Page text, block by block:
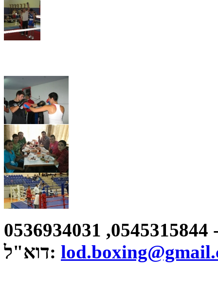
רח' רחל אלתר, לוד. טל: יעקוב - 0545315844, 0536934031
דוא"ל: